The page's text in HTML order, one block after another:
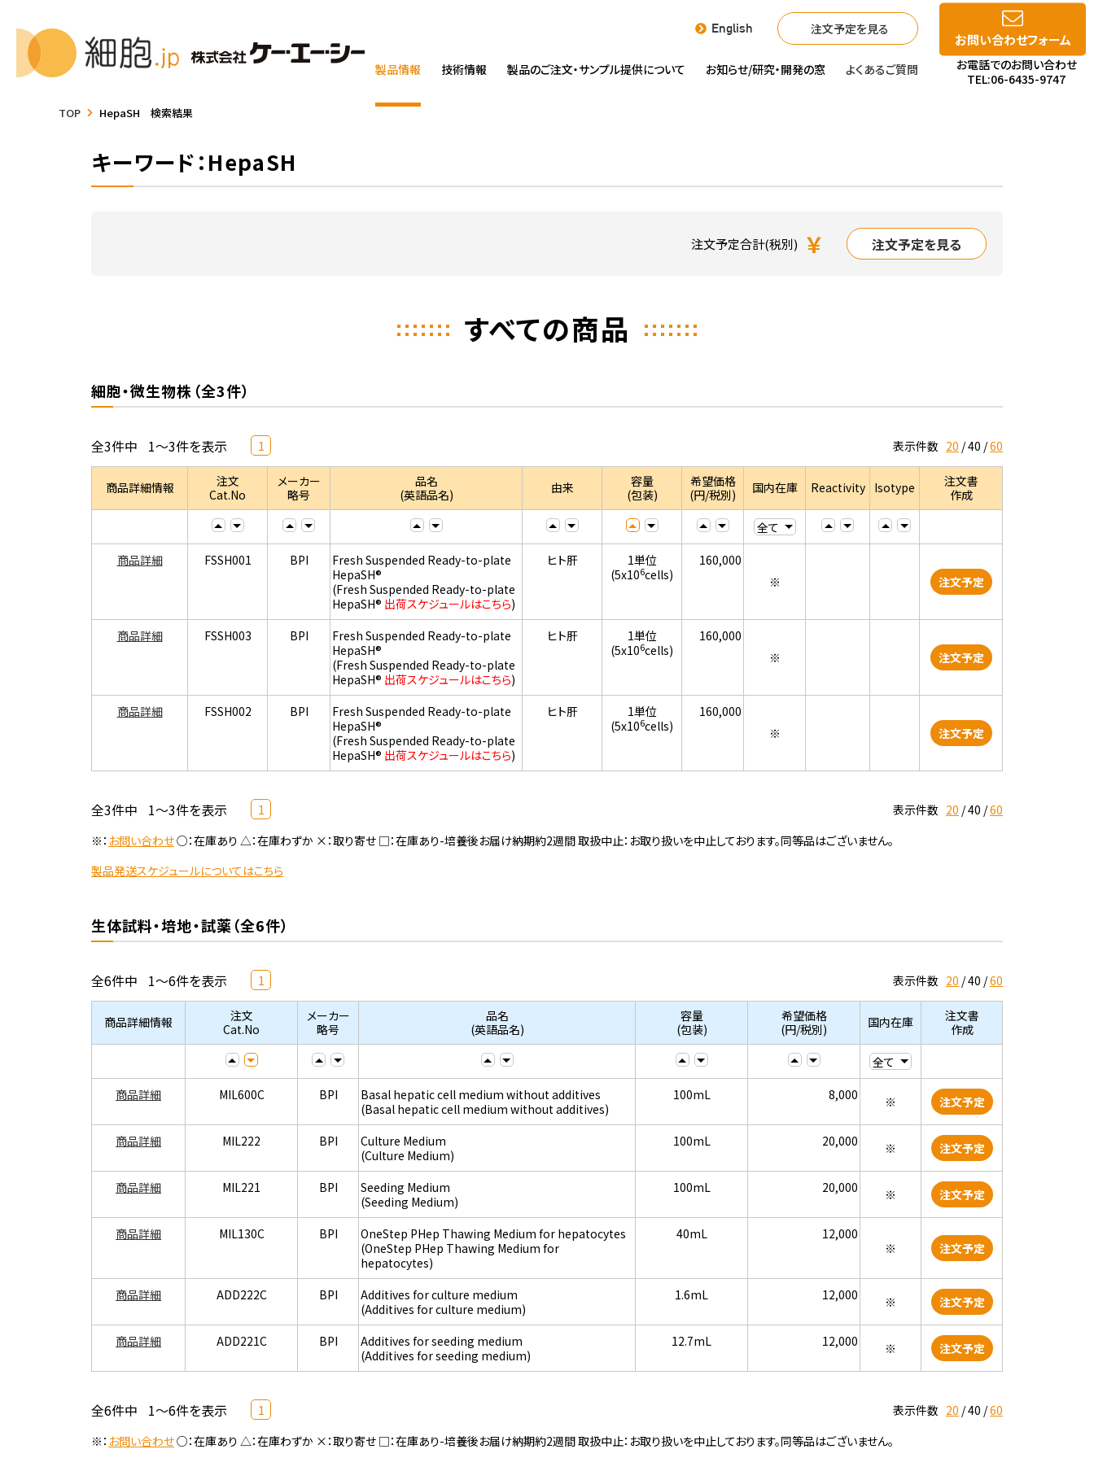
English 注文予定を見る
製品情報 技術情報 製品のご注文・サンプル提供について お知らせ/研究・開発の窓 よくあるご質問
お問い合わせフォーム
お電話でのお問い合わせ
TEL:06-6435-9747
TOP HepaSH 検索結果
キーワード：HepaSH
注文予定合計(税別) ￥ 注文予定を見る
すべての商品
細胞・微生物株（全3件）
全3件中 1～3件を表示 1 表示件数 20 40 60
商品詳細情報
注文
Cat.No
メーカー
略号
品名
(英語品名)
由来
容量
(包装)
希望価格
(円/税別)
国内在庫 Reactivity Isotype
注文書
作成
商品詳細 FSSH001 BPI
Fresh Suspended Ready-to-plate
HepaSH®
(Fresh Suspended Ready-to-plate
HepaSH® 出荷スケジュールはこちら)
ヒト肝
1単位
(5x106cells)
160,000
※
注文予定
商品詳細 FSSH003 BPI
Fresh Suspended Ready-to-plate
HepaSH®
(Fresh Suspended Ready-to-plate
HepaSH® 出荷スケジュールはこちら)
ヒト肝
1単位
(5x106cells)
160,000
※
注文予定
商品詳細 FSSH002 BPI
Fresh Suspended Ready-to-plate
HepaSH®
(Fresh Suspended Ready-to-plate
HepaSH® 出荷スケジュールはこちら)
ヒト肝
1単位
(5x106cells)
160,000
※
注文予定
全3件中 1～3件を表示 1 表示件数 20 40 60
※： お問い合わせ○：在庫あり △：在庫わずか ×：取り寄せ □：在庫あり-培養後お届け納期約2週間 取扱中止：お取り扱いを中止しております。同等品はございません。
製品発送スケジュールについてはこちら
生体試料・培地・試薬（全6件）
全6件中 1～6件を表示 1 表示件数 20 40 60
商品詳細情報
注文
Cat.No
メーカー
略号
品名
(英語品名)
容量
(包装)
希望価格
(円/税別)
国内在庫
注文書
作成
商品詳細 MIL600C BPI
Basal hepatic cell medium without additives
(Basal hepatic cell medium without additives)
100mL 8,000 ※ 注文予定
商品詳細 MIL222 BPI
Culture Medium
(Culture Medium)
100mL 20,000 ※ 注文予定
商品詳細 MIL221 BPI
Seeding Medium
(Seeding Medium)
100mL 20,000 ※ 注文予定
商品詳細 MIL130C BPI
OneStep PHep Thawing Medium for hepatocytes
(OneStep PHep Thawing Medium for
hepatocytes)
40mL
12,000
※
注文予定
商品詳細 ADD222C BPI
Additives for culture medium
(Additives for culture medium)
1.6mL 12,000 ※ 注文予定
商品詳細 ADD221C BPI
Additives for seeding medium
(Additives for seeding medium)
12.7mL 12,000 ※ 注文予定
全6件中 1～6件を表示 1 表示件数 20 40 60
※： お問い合わせ○：在庫あり △：在庫わずか ×：取り寄せ □：在庫あり-培養後お届け納期約2週間 取扱中止：お取り扱いを中止しております。同等品はございません。